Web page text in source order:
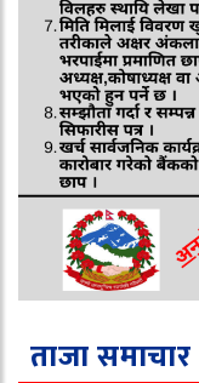
ताजा समाचार